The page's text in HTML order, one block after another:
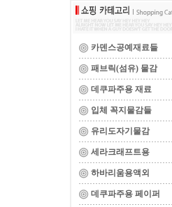
카덴스공예재료들
패브릭(섬유) 물감
데쿠파주용 재료
입체 꼭지물감들
유리도자기물감
세라크래프트용
하바리움용액외
데쿠파주용 페이퍼